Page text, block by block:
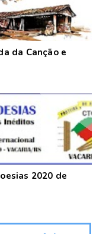
da Canção e
2020 de